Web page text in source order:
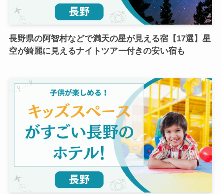
長野県の阿智村などで満天の星が見える宿【17選】星
空が綺麗に見えるナイトツアー付きの安い宿も